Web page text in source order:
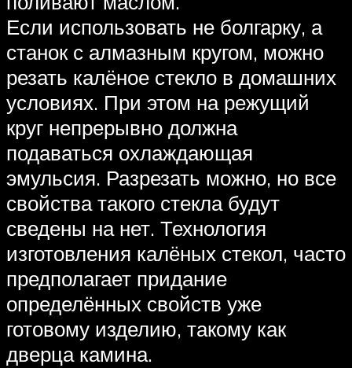
Если использовать не болгарку, а
станок с алмазным кругом, можно
резать калёное стекло в домашних
условиях. При этом на режущий
круг непрерывно должна
подаваться охлаждающая
эмульсия. Разрезать можно, но все
свойства такого стекла будут
сведены на нет. Технология
изготовления калёных стекол, часто
предполагает придание
определённых свойств уже
готовому изделию, такому как
дверца камина.